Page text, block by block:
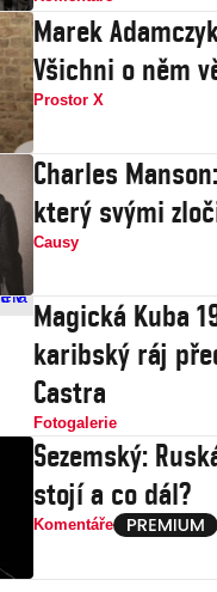
Marek
Všichni o něm
Prostor X
Charles
který svými
Causy
Magická Kuba
karibský ráj
Castra
Fotogalerie
Sezemský:
stojí a co dál?
Komentáře